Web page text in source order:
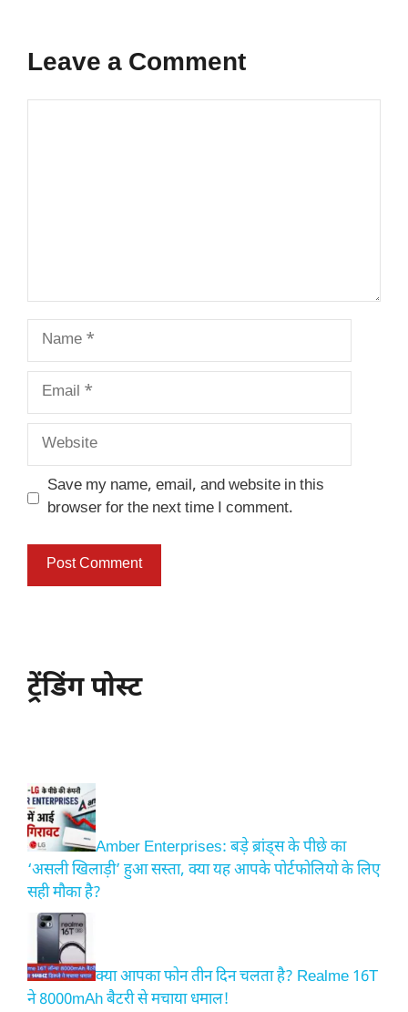
Leave a Comment
Name
Email
Website
Save my name, email, and website in this
browser for the next time I comment.
ट्रेंडिंग पोस्ट
Amber Enterprises: बड़े ब्रांड्स के पीछे का
‘असली खिलाड़ी’ हुआ सस्ता, क्या यह आपके पोर्टफोलियो के लिए
सही मौका है?
क्या आपका फोन तीन दिन चलता है? Realme 16T
ने 8000mAh बैटरी से मचाया धमाल!